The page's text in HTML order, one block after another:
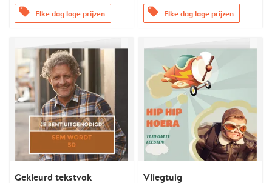
offers Elke dag lage prijzen offers Elke dag lage prijzen
Gekleurd tekstvak Vliegtuig